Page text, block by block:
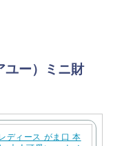
ー）ミニ財
ディース がま口 本